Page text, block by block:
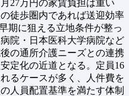
27万円の家賃負担は重い
徒歩圏内であれば送迎効率
期に狙える立地条件が整っ
院・日本医科大学病院など
の通所介護ニーズとの連携
定化の近道となる。定員16
るケースが多く、人件費を
人員配置基準を満たす体制